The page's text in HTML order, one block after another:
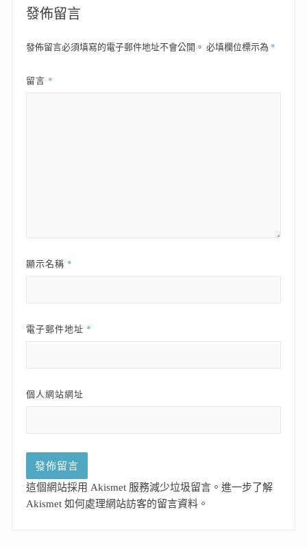
發佈留言
發佈留言必須填寫的電子郵件地址不會公開。 必填欄位標示為 *
留言 *
顯示名稱 *
電子郵件地址 *
個人網站網址
這個網站採用 Akismet 服務減少垃圾留言。 進一步了解
Akismet 如何處理網站訪客的留言資料 。